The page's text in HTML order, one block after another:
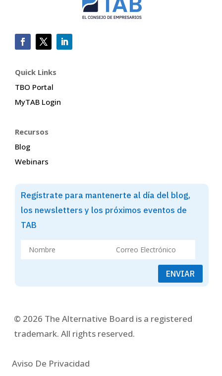
Quick Links
TBO Portal
MyTAB Login
Recursos
Blog
Webinars
Regístrate para mantenerte al día del blog,
los newsletters y los próximos eventos de
TAB
ENVIAR
© 2026 The Alternative Board is a registered
trademark. All rights reserved.
Aviso De Privacidad